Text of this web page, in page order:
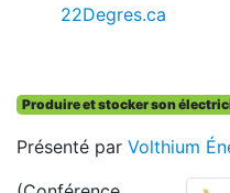
22Degres.ca
Produire et stocker son
Présenté par Volthium